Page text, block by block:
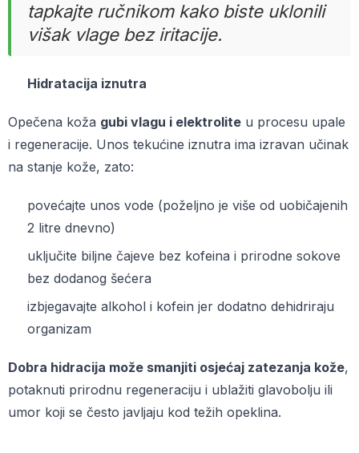
tapkajte ručnikom kako biste uklonili
višak vlage bez iritacije.
Hidratacija iznutra
Opečena koža gubi vlagu i elektrolite u procesu upale
i regeneracije. Unos tekućine iznutra ima izravan učinak
na stanje kože, zato:
povećajte unos vode (poželjno je više od uobičajenih
2 litre dnevno)
uključite biljne čajeve bez kofeina i prirodne sokove
bez dodanog šećera
izbjegavajte alkohol i kofein jer dodatno dehidriraju
organizam
Dobra hidracija može smanjiti osjećaj zatezanja kože,
potaknuti prirodnu regeneraciju i ublažiti glavobolju ili
umor koji se često javljaju kod težih opeklina.